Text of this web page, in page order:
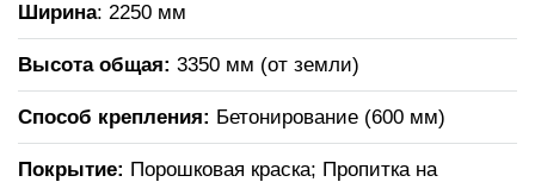
Ширина: 2250 мм
Высота общая: 3350 мм (от земли)
Способ крепления: Бетонирование (600 мм)
Покрытие: Порошковая краска; Пропитка на